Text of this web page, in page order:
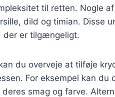
til retten. Nogle
dild og timian. Disse
der er tilgængeligt.
du overveje at tilføje
For eksempel kan du
smag og farve.